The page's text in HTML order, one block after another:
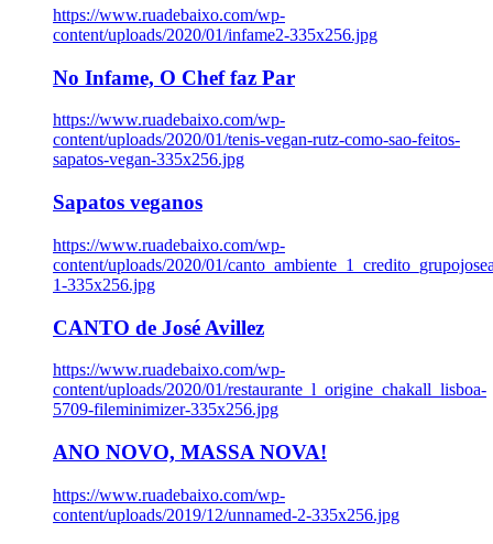
https://www.ruadebaixo.com/wp-
content/uploads/2020/01/infame2-335x256.jpg
No Infame, O Chef faz Par
https://www.ruadebaixo.com/wp-
content/uploads/2020/01/tenis-vegan-rutz-como-sao-feitos-
sapatos-vegan-335x256.jpg
Sapatos veganos
https://www.ruadebaixo.com/wp-
content/uploads/2020/01/
1-335x256.jpg
CANTO de José Avillez
https://www.ruadebaixo.com/wp-
content/uploads/2020/01/restaurante_l_origine_chakall_lisboa-
5709-fileminimizer-335x256.jpg
ANO NOVO, MASSA NOVA!
https://www.ruadebaixo.com/wp-
content/uploads/2019/12/unnamed-2-335x256.jpg